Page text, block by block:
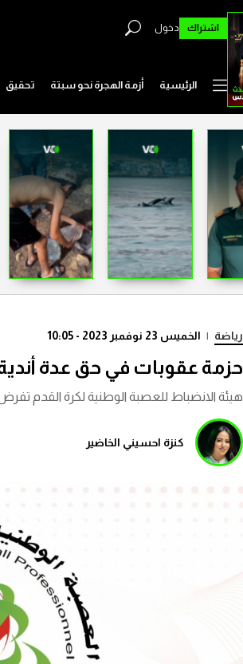
اشتراك دخول
الرئيسية أزمة الهجرة نحو سبتة تحقيق
رياضة | الخميس 23 نوفمبر 2023 - 10:05
حزمة عقوبات في حق عدة
هيئة الانضباط للعصبة الوطنية لكرة القدم
كنزة احسيني الخاضير